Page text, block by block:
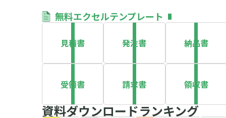
無料エクセルテンプレート
見積書 発注書 納品書
受領書 請求書 領収書
資料ダウンロードランキング